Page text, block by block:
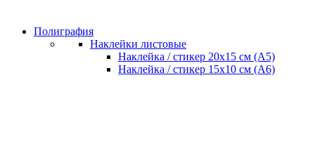
Полиграфия
Наклейки листовые
Наклейка / стикер 20х15 см (А5)
Наклейка / стикер 15х10 см (А6)